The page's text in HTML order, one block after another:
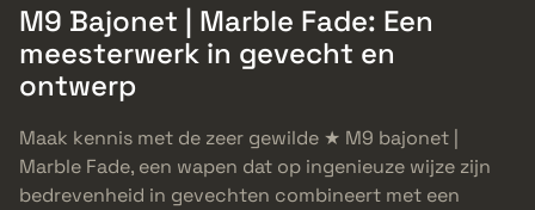
M9 Bajonet | Marble Fade: Een
meesterwerk in gevecht en
ontwerp
Maak kennis met de zeer gewilde ★ M9 bajonet |
Marble Fade, een wapen dat op ingenieuze wijze zijn
bedrevenheid in gevechten combineert met een